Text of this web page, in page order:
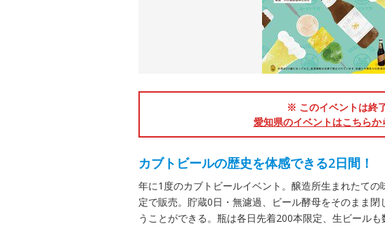
※ このイベントは終
愛知県のイベントはこちらか
カブトビールの歴史を体感できる2日間！
年に1度のカブトビールイベント。醸造所生まれたて
定で販売。貯蔵0日・無濾過、ビール酵母をそのまま
うことができる。瓶は各日先着200本限定、生ビール